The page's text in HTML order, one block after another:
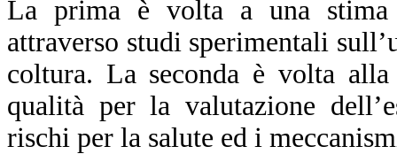
La prima è volta a una stima
attraverso studi sperimentali
coltura. La seconda è volta
qualità per la valutazione
rischi per la salute ed i